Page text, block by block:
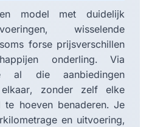
model met duidelijk
wisselende
forse prijsverschillen
onderling. Via
al die aanbiedingen
zonder zelf elke
te hoeven benaderen. Je
en uitvoering,